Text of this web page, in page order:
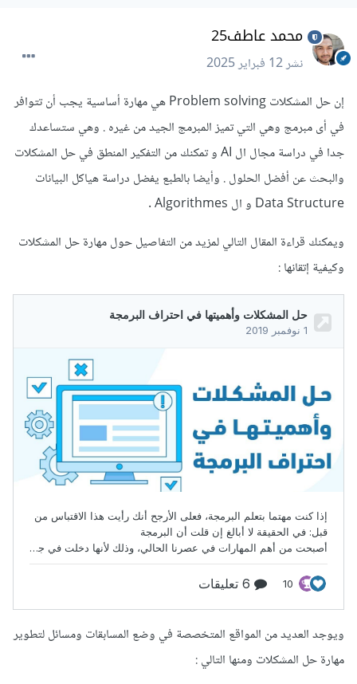
محمد عاطف25
نشر12 فبراير 2025
إن حل المشكلات Problem solving هي مهارة أساسية يجب أن تتوافر
في أى مبرمج وهي التي تميز المبرمج الجيد من غيره . وهي ستساعدك
جدا في دراسة مجال ال AI و تمكنك من التفكير المنطق في حل المشكلات
والبحث عن أفضل الحلول . وأيضا بالطبع يفضل دراسة هياكل البيانات
Data Structure و ال Algorithmes .
ويمكنك قراءة المقال التالي لمزيد من التفاصيل حول مهارة حل المشكلات
وكيفية إتقانها :
ويوجد العديد من المواقع المتخصصة في وضع المسابقات ومسائل لتطوير
مهارة حل المشكلات ومنها التالي :